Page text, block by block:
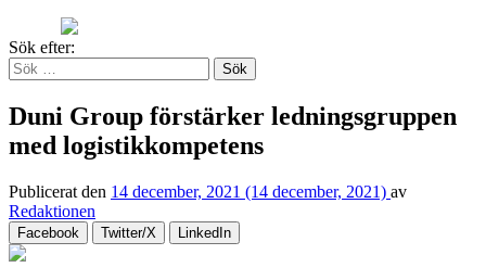
Sök efter:
Duni Group förstärker ledningsgruppen
med logistikkompetens
Publicerat den 14 december, 2021 (14 december, 2021) av
Redaktionen
Facebook Twitter/X LinkedIn